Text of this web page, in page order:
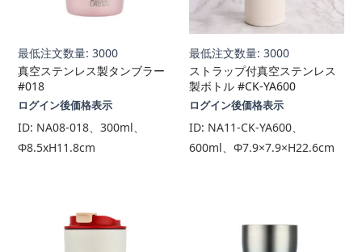
最低注文数量: 3000
真空ステンレス製タンブラー
#018
ログイン後価格表示
ID: NA08-018、300ml、
Φ8.5xH11.8cm
最低注文数量: 3000
ストラップ付真空ステンレス
製ボトル #CK-YA600
ログイン後価格表示
ID: NA11-CK-YA600、
600ml、Φ7.9×7.9×H22.6cm